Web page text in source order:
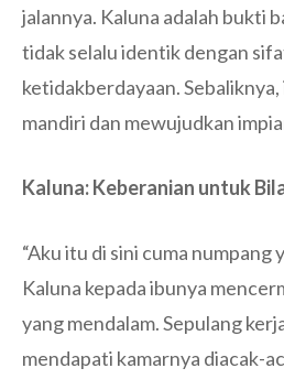
jalannya. Kaluna adalah bukti
tidak selalu identik dengan
ketidakberdayaan.
mandiri dan mewujudkan
Kaluna: Keberanian untuk
“Aku itu di sini cuma numpang
Kaluna kepada ibunya
yang mendalam. Sepulang
mendapati kamarnya diacak-